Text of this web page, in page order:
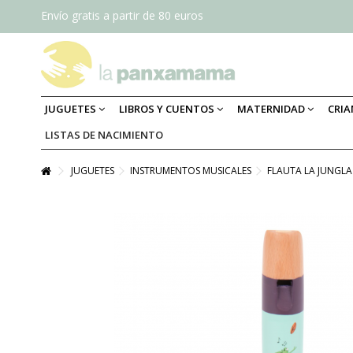
Envío gratis a partir de 80 euros
JUGUETES LIBROS Y CUENTOS MATERNIDAD
LISTAS DE NACIMIENTO
JUGUETES INSTRUMENTOS MUSICALES FLAUTA LA